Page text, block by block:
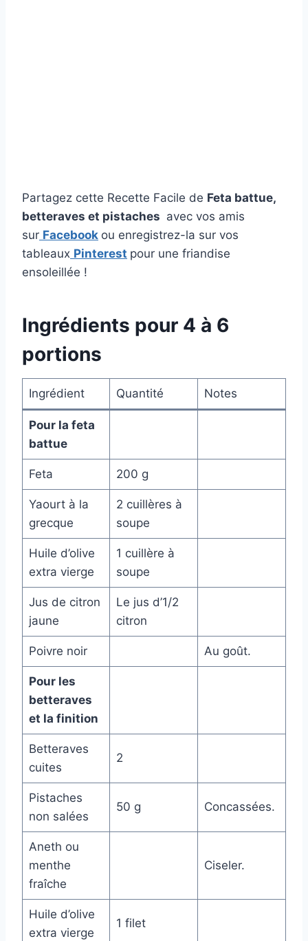
Partagez cette Recette Facile de Feta battue,
betteraves et pistaches avec vos amis
sur Facebook ou enregistrez-la sur vos
tableaux Pinterest pour une friandise
ensoleillée !
Ingrédients pour 4 à 6
portions
Ingrédient Quantité Notes
Pour la feta
battue
Feta 200 g
Yaourt à la
grecque
2 cuillères à
soupe
Huile d’olive
extra vierge
1 cuillère à
soupe
Jus de citron
jaune
Le jus d’1/2
citron
Poivre noir Au goût.
Pour les
betteraves
et la finition
Betteraves
cuites
2
Pistaches
non salées
50 g Concassées.
Aneth ou
menthe
fraîche
Ciseler.
Huile d’olive
extra vierge
1 filet